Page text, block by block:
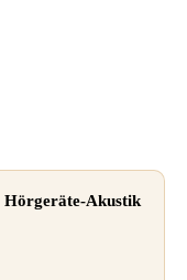
Hörgeräte-Akustik